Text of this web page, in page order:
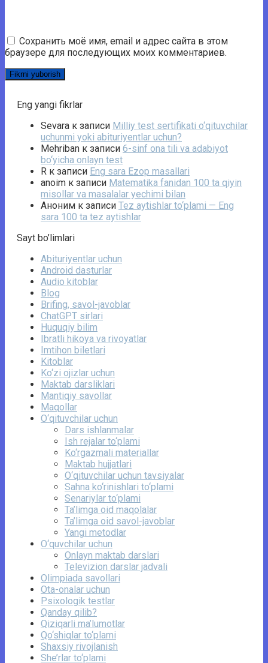
Сохранить моё имя, email и адрес сайта в этом
браузере для последующих моих комментариев.
Eng yangi fikrlar
Sevara к записи Milliy test sertifikati o‘qituvchilar
uchunmi yoki abituriyentlar uchun?
Mehriban к записи 6-sinf ona tili va adabiyot
bo‘yicha onlayn test
R к записи Eng sara Ezop masallari
anoim к записи Matematika fanidan 100 ta qiyin
misollar va masalalar yechimi bilan
Аноним к записи Tez aytishlar to‘plami — Eng
sara 100 ta tez aytishlar
Sayt bo’limlari
Abituriyentlar uchun
Android dasturlar
Audio kitoblar
Blog
Brifing, savol-javoblar
ChatGPT sirlari
Huquqiy bilim
Ibratli hikoya va rivoyatlar
Imtihon biletlari
Kitoblar
Ko‘zi ojizlar uchun
Maktab darsliklari
Mantiqiy savollar
Maqollar
O‘qituvchilar uchun
Dars ishlanmalar
Ish rejalar to‘plami
Ko‘rgazmali materiallar
Maktab hujjatlari
O‘qituvchilar uchun tavsiyalar
Sahna ko‘rinishlari to‘plami
Senariylar to‘plami
Ta’limga oid maqolalar
Ta’limga oid savol-javoblar
Yangi metodlar
O‘quvchilar uchun
Onlayn maktab darslari
Televizion darslar jadvali
Olimpiada savollari
Ota-onalar uchun
Psixologik testlar
Qanday qilib?
Qiziqarli ma’lumotlar
Qo‘shiqlar to‘plami
Shaxsiy rivojlanish
She’rlar to‘plami